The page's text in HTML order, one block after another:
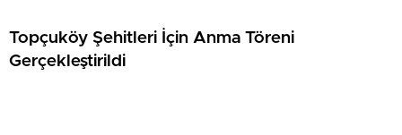
Topçuköy Şehitleri İçin Anma Töreni
Gerçekleştirildi